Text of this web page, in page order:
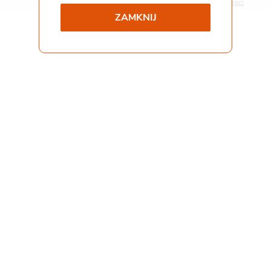
Współpraca i kontakt
Pliki do pobrania
Gemini Praca
ZAMKNIJ
Polityka prywatności